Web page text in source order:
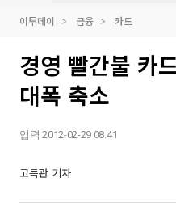
이투데이 금융 카드
경영 빨간불 카
대폭 축소
입력 2012-02-29 08:41
고득관 기자